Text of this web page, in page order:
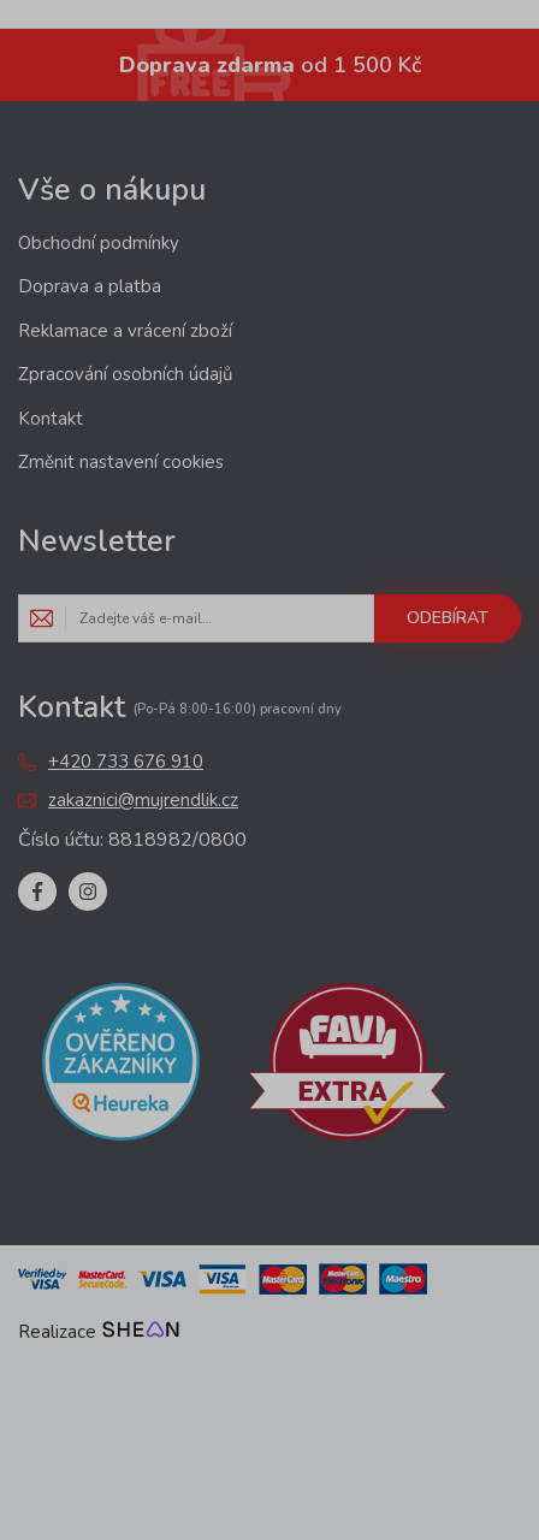
Doprava zdarma od 1 500 Kč
Vše o nákupu
Obchodní podmínky
Doprava a platba
Reklamace a vrácení zboží
Zpracování osobních údajů
Kontakt
Změnit nastavení cookies
Newsletter
ODEBÍRAT
Kontakt (Po-Pá 8:00-16:00) pracovní dny
+420 733 676 910
zakaznici@mujrendlik.cz
Číslo účtu: 8818982/0800
Realizace